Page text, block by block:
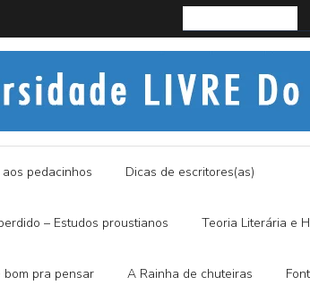
Histórias do Alvito – A
aos pedacinhos Dicas de escritores(as)
– Estudos proustianos Teoria Literária e
bom pra pensar A Rainha de chuteiras